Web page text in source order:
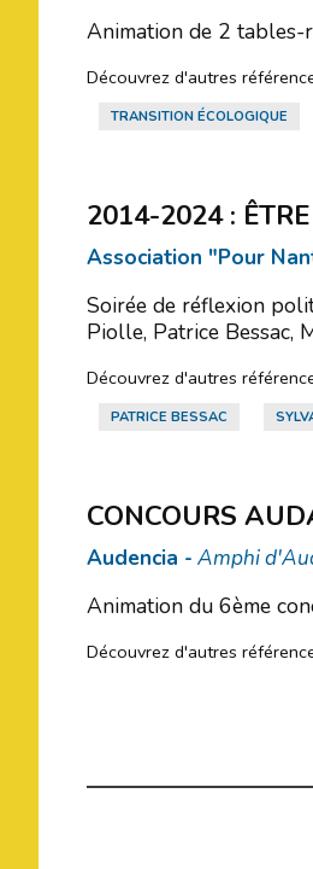
Animation de 2 tables-
Découvrez d'autres
TRANSITION ÉCOLOGIQUE
2014-2024 :
Association "Pour
Soirée de réflexion
Piolle, Patrice Bessac,
Découvrez d'autres
PATRICE BESSAC
CONCOURS
Audencia - Amphi
Animation du 6ème
Découvrez d'autres